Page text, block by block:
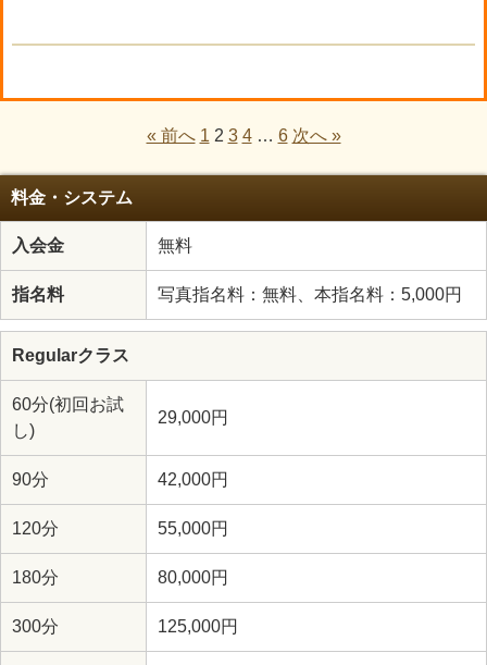
« 前へ 1 2 3 4 … 6 次へ »
料金・システム
入会金 無料
指名料 写真指名料：無料、本指名料：5,000円
Regularクラス
60分(初回お試
し)
29,000円
90分 42,000円
120分 55,000円
180分 80,000円
300分 125,000円